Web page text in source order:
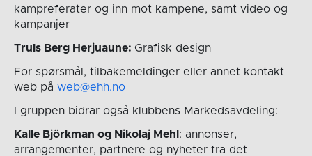
kampreferater og inn mot kampene, samt video og
kampanjer
Truls Berg Herjuaune: Grafisk design
For spørsmål, tilbakemeldinger eller annet kontakt
web på web@ehh.no
I gruppen bidrar også klubbens Markedsavdeling:
Kalle Björkman og Nikolaj Mehl : annonser,
arrangementer, partnere og nyheter fra det